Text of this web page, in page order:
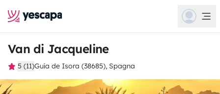
Van di Jacqueline
5 (11)Guía de Isora (38685), Spagna